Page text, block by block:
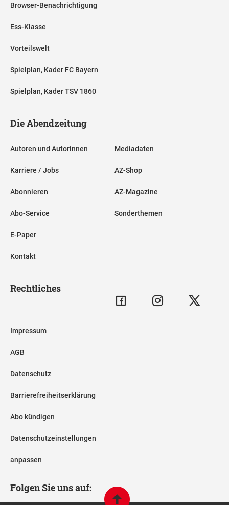
Browser-Benachrichtigung
Ess-Klasse
Vorteilswelt
Spielplan, Kader FC Bayern
Spielplan, Kader TSV 1860
Die Abendzeitung
Autoren und Autorinnen
Karriere / Jobs
Abonnieren
Abo-Service
E-Paper
Kontakt
Mediadaten
AZ-Shop
AZ-Magazine
Sonderthemen
Rechtliches
Impressum
AGB
Datenschutz
Barrierefreiheitserklärung
Abo kündigen
Datenschutzeinstellungen
anpassen
Folgen Sie uns auf: